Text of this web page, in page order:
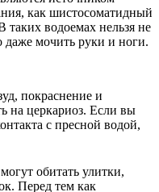
как шистосоматидный
таких водоемах нельзя не
даже мочить руки и ноги.
покраснение и
на церкариоз. Если вы
с пресной водой,
обитать улитки,
Перед тем как